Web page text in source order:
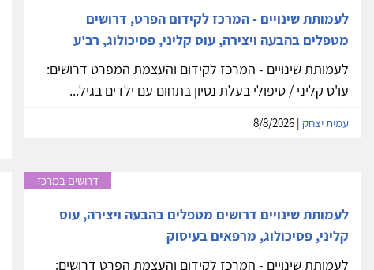
לעמותת שינויים - המרכז לקידום הפרט, דרושים
מטפלים בהבעה ויצירה, עוס קליני, פסיכולוג, רב'ע
לעמותת שינויים - המרכז לקידום והעצמת המפרט דרושים:
עו'ס קליני / טיפולי בעלת נסיון בתחום עם ילדים בגיל...
עמית יצחק
דרושים במרכז
לעמותת שינויים דרושים מטפלים בהבעה ויצירה, עוס
קליני, פסיכולוג, מרפאים בעיסוק
לעמותת שינויים - המרכז לקידום והעצמת הפרט דרושים: